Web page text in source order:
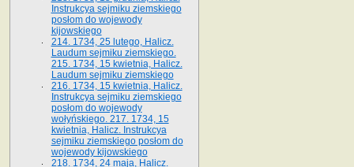
Instrukcya sejmiku ziemskiego
posłom do wojewody
kijowskiego
214. 1734, 25 lutego, Halicz.
Laudum sejmiku ziemskiego.
215. 1734, 15 kwietnia, Halicz.
Laudum sejmiku ziemskiego
216. 1734, 15 kwietnia, Halicz.
Instrukcya sejmiku ziemskiego
posłom do wojewody
wołyńskiego. 217. 1734, 15
kwietnia, Halicz. Instrukcya
sejmiku ziemskiego posłom do
wojewody kijowskiego
218. 1734, 24 maja, Halicz.